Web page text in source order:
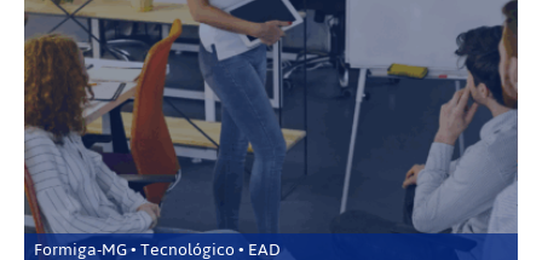
Formiga-MG • Tecnológico • EAD